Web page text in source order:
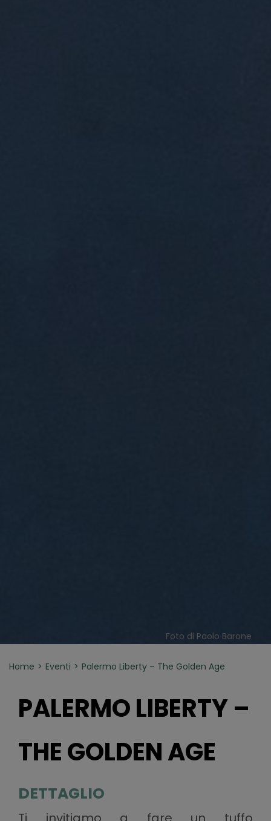
Foto di Paolo Barone
Home Eventi Palermo Liberty – The Golden Age
PALERMO LIBERTY –
THE GOLDEN AGE
DETTAGLIO